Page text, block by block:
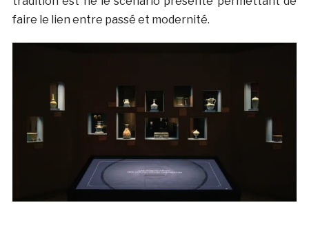
faire le lien entre passé et modernité.